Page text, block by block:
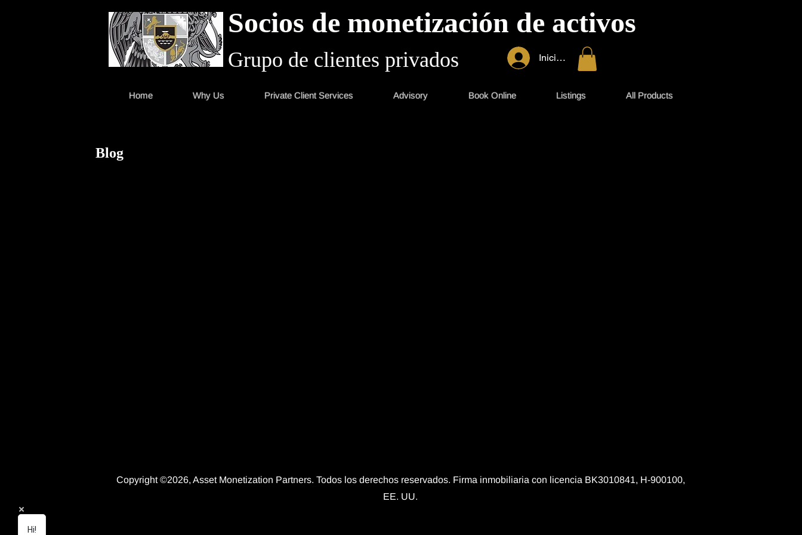
Socios de monetización de activos
Grupo de clientes privados Iniciar sesión
Home Why Us Private Client Services Advisory Book Online Listings All Products
Blog
Copyright ©2026, Asset Monetization Partners. Todos los derechos reservados. Firma inmobiliaria con licencia BK3010841, H-900100,
EE. UU.
Hi!